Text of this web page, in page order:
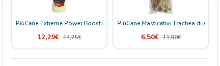
PiùCane Extreme Power Boost Grasso di Pecora con Aglio
12,29€ 14,75€
PiùCane Masticativi Trachea di
6,50€ 11,90€